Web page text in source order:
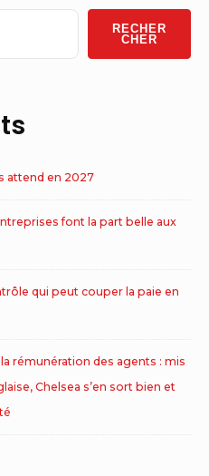
RECHER
CHER
attend en 2027
font la part belle aux
qui peut couper la paie en
rémunération des agents : mis
Chelsea s’en sort bien et